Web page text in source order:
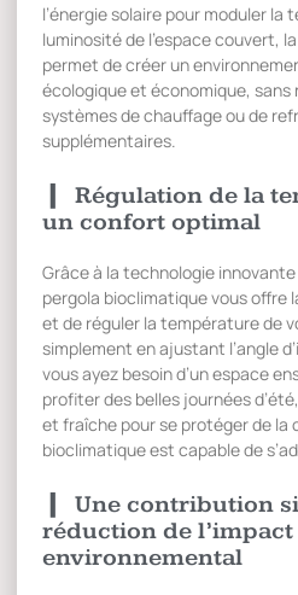
l’énergie solaire pour moduler la
luminosité de l’espace couvert,
permet de créer un
écologique et économique, sans
systèmes de chauffage ou de
supplémentaires.
Régulation de la
un confort optimal
Grâce à la technologie
pergola bioclimatique vous offre
et de réguler la température de
simplement en ajustant l’angle
vous ayez besoin d’un espace
profiter des belles journées
et fraîche pour se protéger de la
bioclimatique est capable de
Une contribution
réduction de l’impact
environnemental